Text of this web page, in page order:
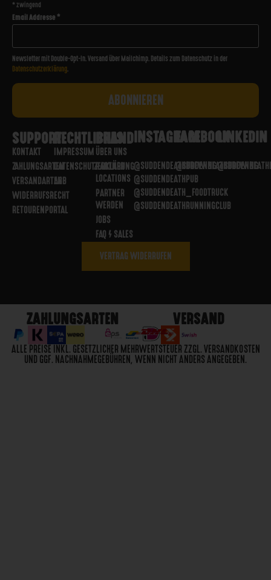
* zwingend
Email Addresse*
Newsletter mit Double-Opt-In. Versand über Mailchimp. Details zum Datenschutz in der
Datenschutzerklärung
SUPPORT
KONTAKT
ZAHLUNGSARTEN
VERSANDARTEN
WIDERRUFSRECHT
RETOURENPORTAL
RECHTLICHES
IMPRESSUM
DATENSCHUTZERKLÄRUNG
AGB
BRAND
ÜBER UNS
PARTNER
LOCATIONS
PARTNER
WERDEN
JOBS
FAQ / SALES
INSTAGRAM
@SUDDENDEATHBREWING
@SUDDENDEATHPUB
@SUDDENDEATH_FOODTRUCK
@SUDDENDEATHRUNNINGCLUB
FACEBOOK
@SUDDENDEATHBREWING
LINKEDIN
VERTRAG WIDERRUFEN
ZAHLUNGSARTEN VERSAND
ALLE PREISE INKL. GESETZLICHER MEHRWERTSTEUER ZZGL. VERSANDKOSTEN
UND GGF. NACHNAHMEGEBÜHREN, WENN NICHT ANDERS ANGEGEBEN.